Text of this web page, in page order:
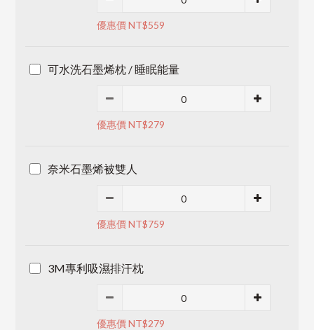
優惠價 NT$559
可水洗石墨烯枕 / 睡眠能量
優惠價 NT$279
奈米石墨烯被雙人
優惠價 NT$759
3M專利吸濕排汗枕
優惠價 NT$279